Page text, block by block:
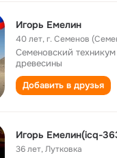
Игорь Емелин
40 лет,г. Семенов
Семеновский
древесины
Добавить в друзья
Игорь Емелин(icq-
36 лет,Лутковка